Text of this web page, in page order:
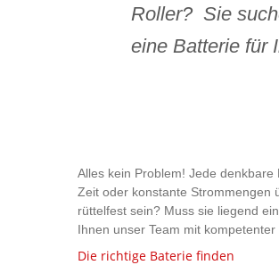
Roller? Sie
eine Batterie für
Alles kein Problem! Jede
Zeit oder konstante Strommengen
rüttelfest sein? Muss sie liegend
Ihnen unser Team mit kompetenter
Die richtige Baterie finden